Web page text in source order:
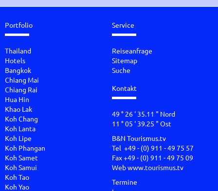
Portfolio
Thailand
Hotels
Bangkok
Chiang Mai
Chiang Rai
Hua Hin
Khao Lak
Koh Chang
Koh Lanta
Koh Lipe
Koh Phangan
Koh Samet
Koh Samui
Koh Tao
Koh Yao
Service
Reiseanfrage
Sitemap
Suche
Kontakt
49 ° 26 ' 35.11 " Nord
11 ° 05 ' 39.25 " Ost
B&N Tourismus.tv
Tel +49 - (0) 911 - 49 75 57
Fax +49 - (0) 911 - 49 75 09
Webwww.tourismus.tv
Termine